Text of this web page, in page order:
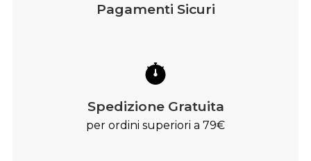
Pagamenti Sicuri
Spedizione Gratuita
per ordini superiori a 79€